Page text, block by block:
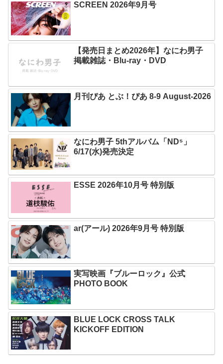
SCREEN 2026年9月号
【発売日まとめ2026年】なにわ男子
掲載雑誌・Blu-ray・DVD
月刊ぴあ とぶ！ぴあ 8-9 August-2026
なにわ男子 5thアルバム「ND⁵」
6/17(水)発売決定
ESSE 2026年10月号 特別版
ar(アール) 2026年9月号 特別版
実写映画『ブルーロック』公式
PHOTO BOOK
BLUE LOCK CROSS TALK
KICKOFF EDITION